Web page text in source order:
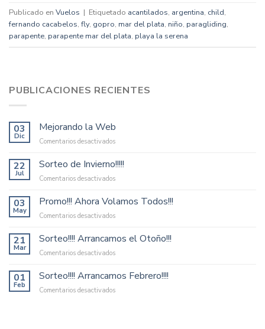
Publicado en Vuelos | Etiquetado acantilados, argentina, child,
fernando cacabelos, fly, gopro, mar del plata, niño, paragliding,
parapente, parapente mar del plata, playa la serena
PUBLICACIONES RECIENTES
03
Dic
Mejorando la Web
Comentarios desactivadosen
la
22
Jul
Sorteo de Invierno!!!!!
Comentarios desactivadosen
de
03
May
Promo!!! Ahora Volamos Todos!!!
Comentarios desactivadosen
Ahora
Todos!!!
21
Mar
Sorteo!!!! Arrancamos el Otoño!!!
Comentarios desactivadosen
Arrancamos
Otoño!!!
01
Feb
Sorteo!!!! Arrancamos Febrero!!!!
Comentarios desactivadosen